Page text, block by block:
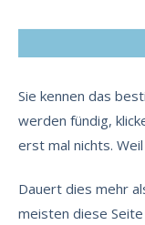
Sie kennen das
werden fündig,
erst mal nichts.
Dauert dies mehr
meisten diese